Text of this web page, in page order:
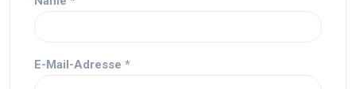
E-Mail-Adresse *